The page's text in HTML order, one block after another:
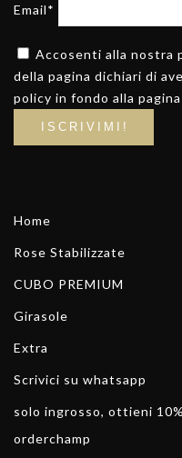
Email*
Accosenti alla nostra
della pagina dichiari di
policy in fondo alla pagina
Home
Rose Stabilizzate
CUBO PREMIUM
Girasole
Extra
Scrivici su whatsapp
solo ingrosso, ottieni
orderchamp